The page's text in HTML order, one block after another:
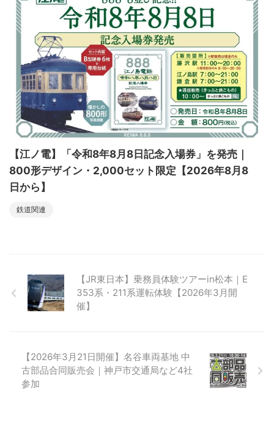
【江ノ電】「令和8年8月8日記念入場券」を発売｜
800形デザイン・2,000セット限定【2026年8月8
日から】
鉄道関連
【JR東日本】乗務員体験ツアーin松本｜E
353系・211系運転体験【2026年3月開
催】
【2026年3月21日開催】名谷車両基地 中
古部品合同販売会｜神戸市交通局など4社
参加